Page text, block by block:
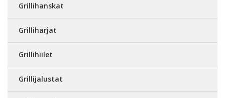
Grillihanskat
Grilliharjat
Grillihiilet
Grillijalustat